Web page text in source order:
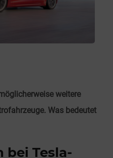
weitere
Was bedeutet
bei Tesla-